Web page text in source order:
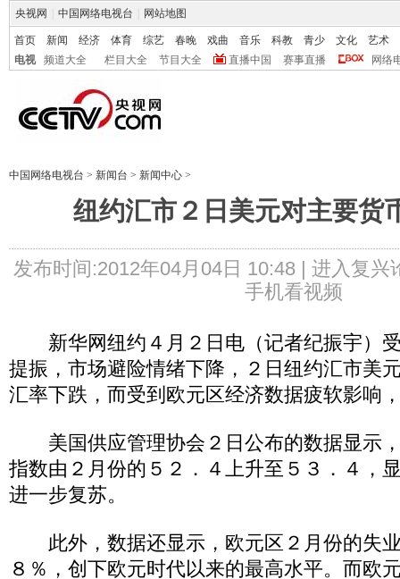
央视网 中国网络电视台 网站地图
首页 新闻 经济 体育 综艺 春晚 戏曲 音乐 科教 青少 文化
艺术
电视
频道大全 栏目大全 节目大全 直播中国 赛事直播 网络
中国网络电视台 > 新闻台 > 新闻中心 >
纽约汇市２日美元对主要货
发布时间:2012年04月04日 10:48 | 进入复兴
手机看视频
新华网纽约４月２日电（记者纪振宇）
提振，市场避险情绪下降，２日纽约汇市美
汇率下跌，而受到欧元区经济数据疲软影响
美国供应管理协会２日公布的数据显示
指数由２月份的５２．４上升至５３．４，
进一步复苏。
此外，数据还显示，欧元区２月份的失
８％，创下欧元时代以来的最高水平。而欧